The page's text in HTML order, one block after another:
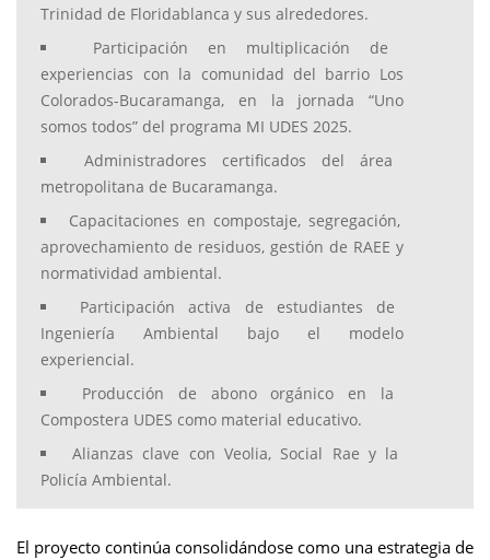
Trinidad de Floridablanca y sus alrededores.
Participación en multiplicación de
experiencias con la comunidad del barrio Los
Colorados-Bucaramanga, en la jornada “Uno
somos todos” del programa MI UDES 2025.
Administradores certificados del área
metropolitana de Bucaramanga.
Capacitaciones en compostaje, segregación,
aprovechamiento de residuos, gestión de RAEE y
normatividad ambiental.
Participación activa de estudiantes de
Ingeniería Ambiental bajo el modelo
experiencial.
Producción de abono orgánico en la
Compostera UDES como material educativo.
Alianzas clave con Veolia, Social Rae y la
Policía Ambiental.
El proyecto continúa consolidándose como una estrategia de